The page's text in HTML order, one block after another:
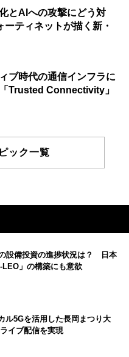
とAIへの攻撃にどう対
ティネットが描く新・
ブ時代の通信インフラに
Trusted Connectivity」
ック一覧
設備投資の進捗状況は？ 日本
」の構築にも意欲
ル5Gを活用した長岡まつり大
イブ配信を実現